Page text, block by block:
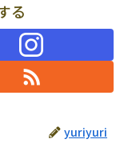
る
yuriyuri